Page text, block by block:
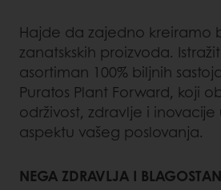
Hajde da zajedno kreiramo
zanatskskih proizvoda.
asortiman 100% biljnih
Puratos Plant Forward, koji
održivost, zdravlje i inovacije
aspektu vašeg poslovanja.
NEGA ZDRAVLJA I